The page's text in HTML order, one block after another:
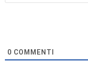
0 COMMENTI